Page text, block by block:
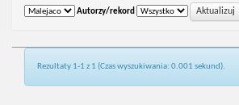
Autorzy/rekord
Rezultaty 1-1 z 1 (Czas wyszukiwania: 0.001 sekund).